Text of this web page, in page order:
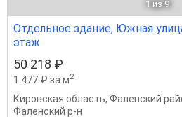
1 из 9
Отдельное здание, Южная
этаж
50 218 ₽
1 477 ₽ за м2
Кировская область, Фаленский
Фаленский р-н